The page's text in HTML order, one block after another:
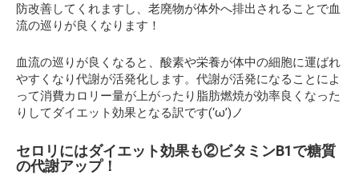
防改善してくれますし、老廃物が体外へ排出されることで血
流の巡りが良くなります！
血流の巡りが良くなると、酸素や栄養が体中の細胞に運ばれ
やすくなり代謝が活発化します。代謝が活発になることによ
って消費カロリー量が上がったり脂肪燃焼が効率良くなった
りしてダイエット効果となる訳です(‘ω’)ノ
セロリにはダイエット効果も②ビタミンB1で糖質
の代謝アップ！